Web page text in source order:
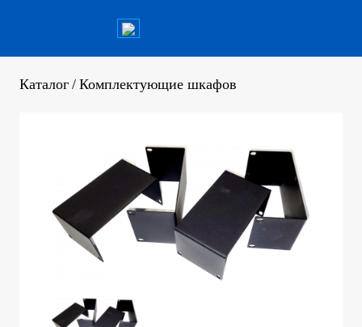
Каталог / Комплектующие шкафов